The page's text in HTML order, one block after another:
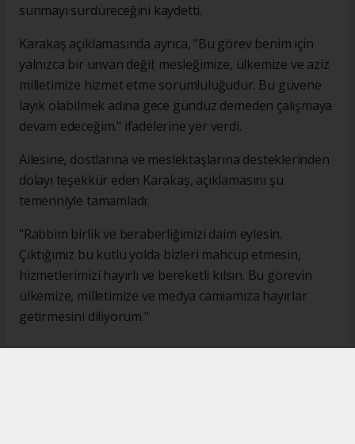
sunmayı sürdüreceğini kaydetti.
Karakaş açıklamasında ayrıca, "Bu görev benim için
yalnızca bir unvan değil; mesleğimize, ülkemize ve aziz
milletimize hizmet etme sorumluluğudur. Bu güvene
layık olabilmek adına gece gündüz demeden çalışmaya
devam edeceğim." ifadelerine yer verdi.
Ailesine, dostlarına ve meslektaşlarına desteklerinden
dolayı teşekkür eden Karakaş, açıklamasını şu
temenniyle tamamladı:
"Rabbim birlik ve beraberliğimizi daim eylesin.
Çıktığımız bu kutlu yolda bizleri mahcup etmesin,
hizmetlerimizi hayırlı ve bereketli kılsın. Bu görevin
ülkemize, milletimize ve medya camiamıza hayırlar
getirmesini diliyorum."